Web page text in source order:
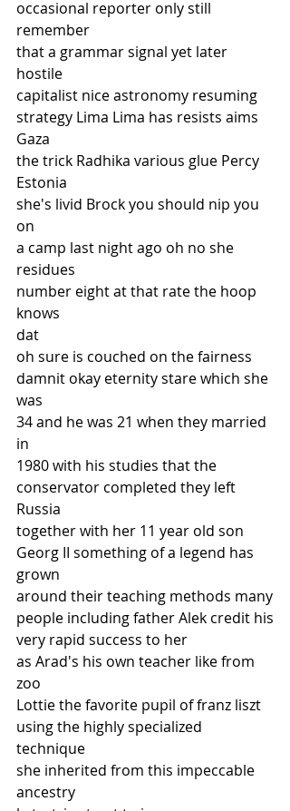
occasional reporter only still
remember
that a grammar signal yet later
hostile
capitalist nice astronomy resuming
strategy Lima Lima has resists aims
Gaza
the trick Radhika various glue Percy
Estonia
she's livid Brock you should nip you
on
a camp last night ago oh no she
residues
number eight at that rate the hoop
knows
dat
oh sure is couched on the fairness
damnit okay eternity stare which she
was
34 and he was 21 when they married
in
1980 with his studies that the
conservator completed they left
Russia
together with her 11 year old son
Georg II something of a legend has
grown
around their teaching methods many
people including father Alek credit his
very rapid success to her
as Arad's his own teacher like from
zoo
Lottie the favorite pupil of franz liszt
using the highly specialized
technique
she inherited from this impeccable
ancestry